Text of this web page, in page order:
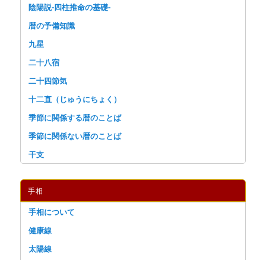
陰陽説-四柱推命の基礎-
暦の予備知識
九星
二十八宿
二十四節気
十二直（じゅうにちょく）
季節に関係する暦のことば
季節に関係ない暦のことば
干支
手相
手相について
健康線
太陽線